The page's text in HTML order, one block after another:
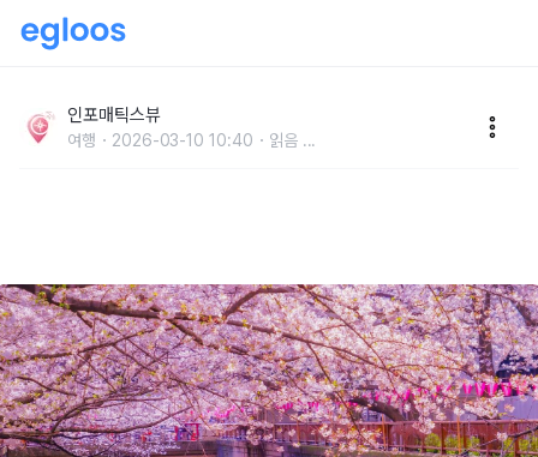
명소 메구로강 총정리
인포매틱스뷰
여행 2026-03-10 10:40 읽음 ...